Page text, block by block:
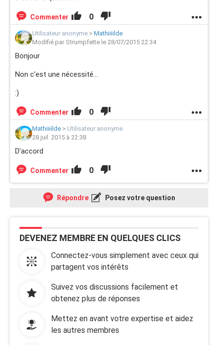
Commenter 0
Utilisateur anonyme > Mathiiiilde
Modifié par Strumpfette le 28/07/2015 22:34
Bonjour
Non c'est une nécessité...
:)
Commenter 0
Mathiiiilde > Utilisateur anonyme
28 juil. 2015 à 22:38
D'accord
Commenter 0
Répondre Posez votre question
DEVENEZ MEMBRE EN QUELQUES CLICS
Connectez-vous simplement avec ceux qui
partagent vos intérêts
Suivez vos discussions facilement et
obtenez plus de réponses
Mettez en avant votre expertise et aidez
les autres membres